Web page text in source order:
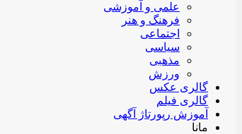
علمی و آموزشی
فرهنگ و هنر
اجتماعی
سیاسی
مذهبی
ورزش
گالری عکس
گالری فیلم
آموزش رپورتاژ آگهی
مانا